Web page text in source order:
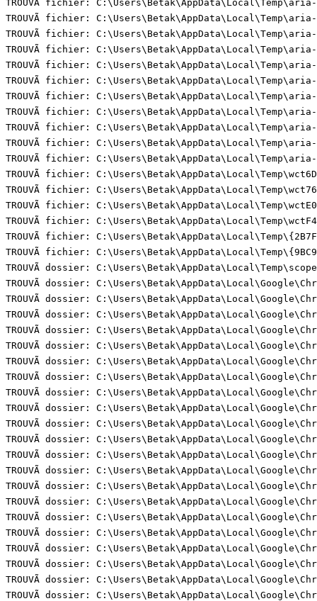
TROUVÃ fichier:
TROUVÃ fichier:
TROUVÃ fichier:
TROUVÃ fichier:
TROUVÃ fichier:
TROUVÃ fichier:
TROUVÃ fichier:
TROUVÃ fichier:
TROUVÃ fichier:
TROUVÃ fichier:
TROUVÃ fichier:
TROUVÃ fichier:
TROUVÃ fichier:
TROUVÃ fichier:
TROUVÃ fichier:
TROUVÃ fichier:
TROUVÃ fichier:
TROUVÃ dossier:
TROUVÃ dossier:
TROUVÃ dossier:
TROUVÃ dossier:
TROUVÃ dossier:
TROUVÃ dossier:
TROUVÃ dossier:
TROUVÃ dossier:
TROUVÃ dossier:
TROUVÃ dossier:
TROUVÃ dossier:
TROUVÃ dossier:
TROUVÃ dossier:
TROUVÃ dossier:
TROUVÃ dossier:
TROUVÃ dossier:
TROUVÃ dossier:
TROUVÃ dossier:
TROUVÃ dossier:
TROUVÃ dossier:
TROUVÃ dossier:
TROUVÃ dossier: